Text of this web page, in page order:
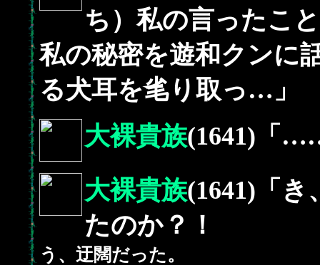
ち）私の言ったこ
私の秘密を遊和クンに
る犬耳を毟り取っ…」
大裸貴族(1641)「
大裸貴族(1641)「
たのか？！
う、迂闊だった。